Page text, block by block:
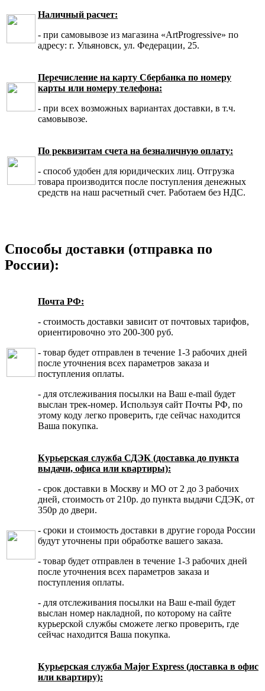
Наличный расчет:
- при самовывозе из магазина «ArtProgressive» по
адресу: г. Ульяновск, ул. Федерации, 25.
Перечисление на карту Сбербанка по номеру
карты или номеру телефона:
- при всех возможных вариантах доставки, в т.ч.
самовывозе.
По реквизитам счета на безналичную оплату:
- способ удобен для юридических лиц. Отгрузка
товара производится после поступления денежных
средств на наш расчетный счет. Работаем без НДС.
Способы доставки (отправка по
России):
Почта РФ:
- стоимость доставки зависит от почтовых тарифов,
ориентировочно это 200-300 руб.
- товар будет отправлен в течение 1-3 рабочих дней
после уточнения всех параметров заказа и
поступления оплаты.
- для отслеживания посылки на Ваш e-mail будет
выслан трек-номер. Используя сайт Почты РФ, по
этому коду легко проверить, где сейчас находится
Ваша покупка.
Курьерская служба СДЭК (доставка до пункта
выдачи, офиса или квартиры):
- срок доставки в Москву и МО от 2 до 3 рабочих
дней, стоимость от 210р. до пункта выдачи СДЭК, от
350р до двери.
- сроки и стоимость доставки в другие города России
будут уточнены при обработке вашего заказа.
- товар будет отправлен в течение 1-3 рабочих дней
после уточнения всех параметров заказа и
поступления оплаты.
- для отслеживания посылки на Ваш e-mail будет
выслан номер накладной, по которому на сайте
курьерской службы сможете легко проверить, где
сейчас находится Ваша покупка.
Курьерская служба Major Express (доставка в офис
или квартиру):